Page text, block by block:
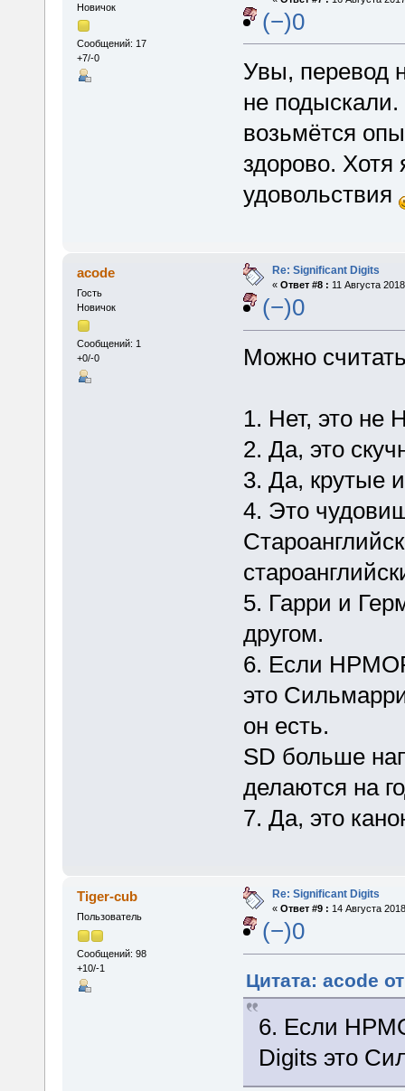
Новичок
Сообщений: 17
+7/-0
(−)0
Увы, перевод
не
возьмётся
здорово. Хотя
удовольствия
acode
Гость
Новичок
Сообщений: 1
+0/-0
Re: Significant Digits
« Ответ #8 : 11 Августа
(−)0
Можно
1. Нет, это не
2. Да, это
3. Да, крутые
4. Это
5. Гарри и
другом.
6. Если
это
он есть.
SD больше
делаются на
7. Да, это
Tiger-cub
Пользователь
Сообщений: 98
+10/-1
Re: Significant Digits
« Ответ #9 : 14 Августа
(−)0
Цитата: acode
6. Если
Digits это